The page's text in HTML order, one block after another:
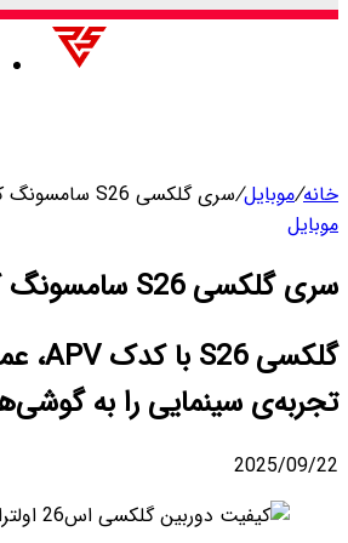
خانه/موبایل/سری گلکسی S26 سامسونگ کابوس آیفون‌های اپل؛ فیلمبرداری سینمایی، حرفه‌ای‌تر از اپل!
موبایل
سری گلکسی S26 سامسونگ کابوس آیفون‌های اپل؛ فیلمبرداری سینمایی، حرفه‌ای‌تر از اپل!
تجربه‌ی سینمایی را به
2025/09/22